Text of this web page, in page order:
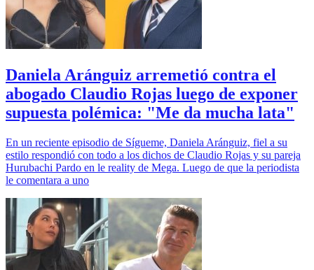
Daniela Aránguiz arremetió contra el
abogado Claudio Rojas luego de exponer
supuesta polémica: "Me da mucha lata"
En un reciente episodio de Sígueme, Daniela Aránguiz, fiel a su
estilo respondió con todo a los dichos de Claudio Rojas y su pareja
Hurubachi Pardo en le reality de Mega. Luego de que la periodista
le comentara a uno